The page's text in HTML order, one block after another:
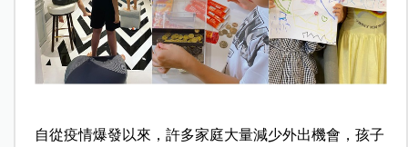
自從疫情爆發以來，許多家庭大量減少外出機會，孩子